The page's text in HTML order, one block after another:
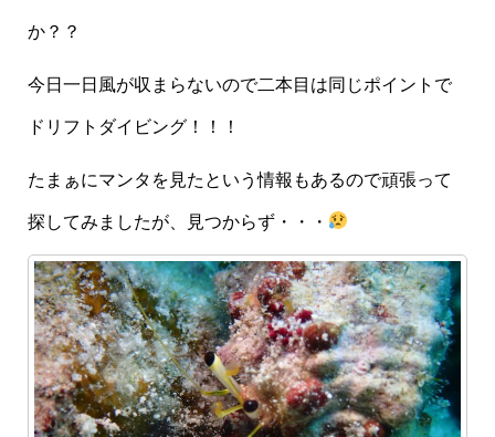
か？？
今日一日風が収まらないので二本目は同じポイントで
ドリフトダイビング！！！
たまぁにマンタを見たという情報もあるので頑張って
探してみましたが、見つからず・・・